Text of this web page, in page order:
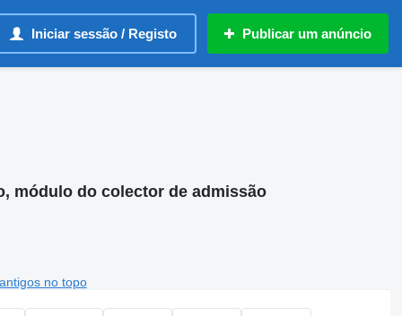
Iniciar sessão / Registo Publicar um anúncio
módulo do colector de admissão
no topo